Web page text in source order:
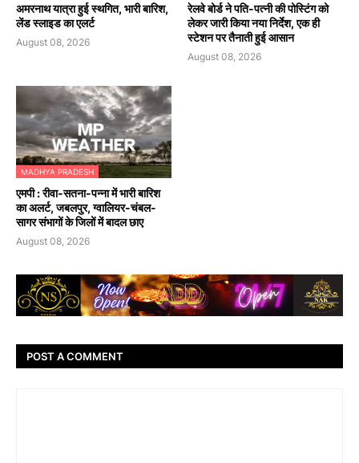
अमरनाथ यात्रा हुई स्थगित, भारी बारिश,
लेंड स्लाइड का एलर्ट
August 08, 2026
रेलवे बोर्ड ने पति-पत्नी की पोस्टिंग को
लेकर जारी किया नया निर्देश, एक ही
स्टेशन पर तैनाती हुई आसान
August 08, 2026
MADHYA PRADESH
एमपी : रीवा-सतना-पन्ना में भारी बारिश
का अलर्ट, जबलपुर, ग्वालियर-चंबल-
सागर संभागों के जिलों में बादल छाए
August 08, 2026
POST A COMMENT